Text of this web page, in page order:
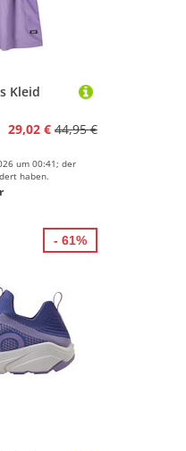
Kleid
29,02 € 44,95 €
um 00:41; der
haben.
- 61%